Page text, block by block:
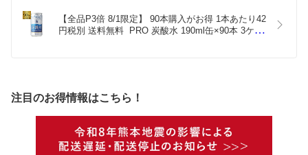
【全品P3倍 8/1限定】 90本購入がお得 1本あたり42
円税別 送料無料  PRO 炭酸水 190ml缶×90本 3ケー
注目のお得情報はこちら！